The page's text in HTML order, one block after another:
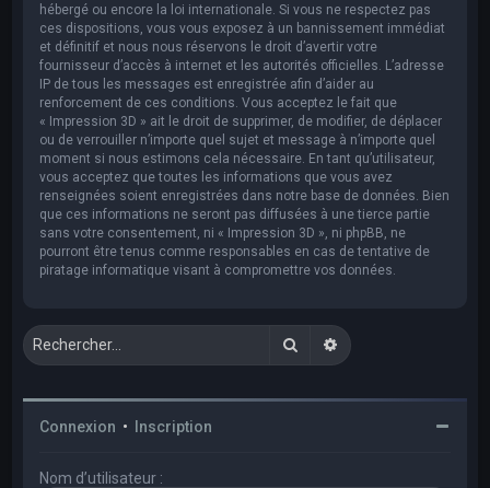
hébergé ou encore la loi internationale. Si vous ne respectez pas
ces dispositions, vous vous exposez à un bannissement immédiat
et définitif et nous nous réservons le droit d’avertir votre
fournisseur d’accès à internet et les autorités officielles. L’adresse
IP de tous les messages est enregistrée afin d’aider au
renforcement de ces conditions. Vous acceptez le fait que
« Impression 3D » ait le droit de supprimer, de modifier, de déplacer
ou de verrouiller n’importe quel sujet et message à n’importe quel
moment si nous estimons cela nécessaire. En tant qu’utilisateur,
vous acceptez que toutes les informations que vous avez
renseignées soient enregistrées dans notre base de données. Bien
que ces informations ne seront pas diffusées à une tierce partie
sans votre consentement, ni « Impression 3D », ni phpBB, ne
pourront être tenus comme responsables en cas de tentative de
piratage informatique visant à compromettre vos données.
RechercherRecherche avancée
Connexion • Inscription
Nom d’utilisateur :